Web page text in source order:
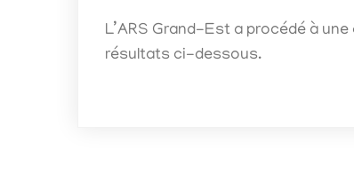
L’ARS Grand-Est a procédé à
résultats ci-dessous.